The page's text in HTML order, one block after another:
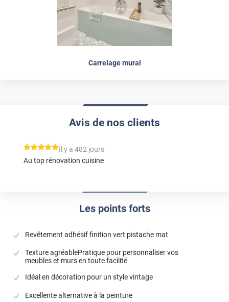
Carrelage mural
Les points forts
Revêtement adhésif finition vert pistache mat
Texture agréablePratique pour personnaliser vos
meubles et murs en toute facilité
Idéal en décoration pour un style vintage
Excellente alternative à la peinture
Avis de nos clients
*****
Il y a 482 jours
Au top rénovation cuisine